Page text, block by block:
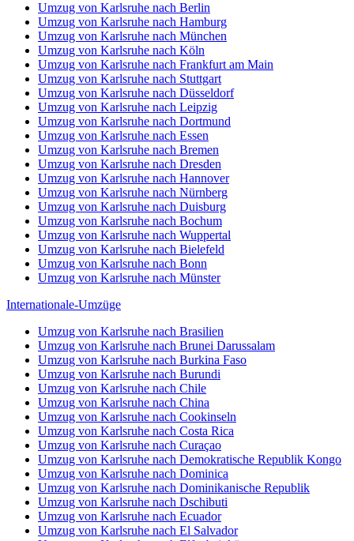
Umzug von Karlsruhe nach Berlin
Umzug von Karlsruhe nach Hamburg
Umzug von Karlsruhe nach München
Umzug von Karlsruhe nach Köln
Umzug von Karlsruhe nach Frankfurt am Main
Umzug von Karlsruhe nach Stuttgart
Umzug von Karlsruhe nach Düsseldorf
Umzug von Karlsruhe nach Leipzig
Umzug von Karlsruhe nach Dortmund
Umzug von Karlsruhe nach Essen
Umzug von Karlsruhe nach Bremen
Umzug von Karlsruhe nach Dresden
Umzug von Karlsruhe nach Hannover
Umzug von Karlsruhe nach Nürnberg
Umzug von Karlsruhe nach Duisburg
Umzug von Karlsruhe nach Bochum
Umzug von Karlsruhe nach Wuppertal
Umzug von Karlsruhe nach Bielefeld
Umzug von Karlsruhe nach Bonn
Umzug von Karlsruhe nach Münster
Internationale-Umzüge
Umzug von Karlsruhe nach Brasilien
Umzug von Karlsruhe nach Brunei Darussalam
Umzug von Karlsruhe nach Burkina Faso
Umzug von Karlsruhe nach Burundi
Umzug von Karlsruhe nach Chile
Umzug von Karlsruhe nach China
Umzug von Karlsruhe nach Cookinseln
Umzug von Karlsruhe nach Costa Rica
Umzug von Karlsruhe nach Curaçao
Umzug von Karlsruhe nach Demokratische Republik Kongo
Umzug von Karlsruhe nach Dominica
Umzug von Karlsruhe nach Dominikanische Republik
Umzug von Karlsruhe nach Dschibuti
Umzug von Karlsruhe nach Ecuador
Umzug von Karlsruhe nach El Salvador